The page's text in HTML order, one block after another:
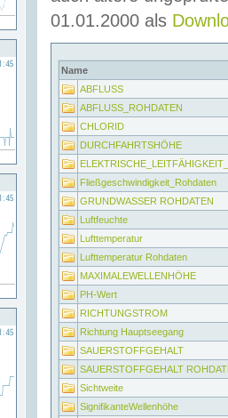
01.01.2000 als
Name
ABFLUSS
ABFLUSS_ROHDATEN
CHLORID
DURCHFAHRTSHÖHE
Fließgeschwindigkeit_Rohdaten
GRUNDWASSER ROHDATEN
Luftfeuchte
Lufttemperatur
Lufttemperatur Rohdaten
MAXIMALEWELLENHÖHE
PH-Wert
RICHTUNGSTROM
Richtung Hauptseegang
SAUERSTOFFGEHALT
SAUERSTOFFGEHALT
Sichtweite
SignifikanteWellenhöhe